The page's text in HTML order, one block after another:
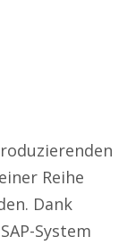
Reihe
Dank
System